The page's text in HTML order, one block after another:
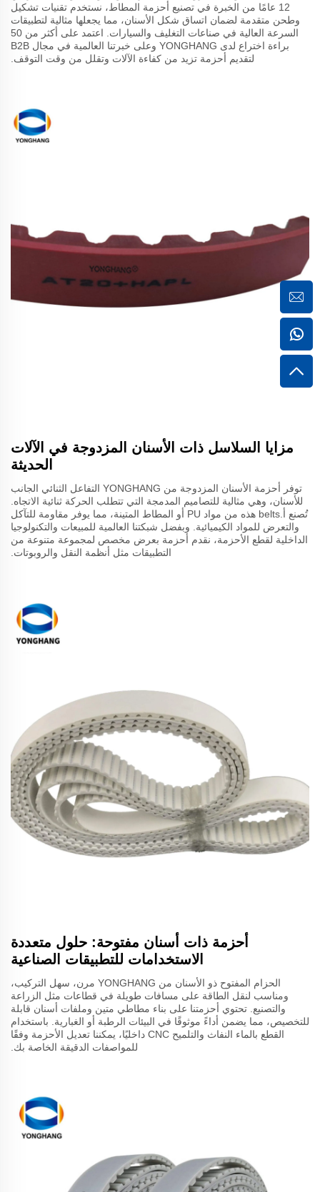
12 عامًا من الخبرة في تصنيع أحزمة المطاط، نستخدم تقنيات تشكيل
وطحن متقدمة لضمان اتساق شكل الأسنان، مما يجعلها مثالية لتطبيقات
السرعة العالية في صناعات التغليف والسيارات. اعتمد على أكثر من 50
براءة اختراع لدى YONGHANG وعلى خبرتنا العالمية في مجال B2B
لتقديم أحزمة تزيد من كفاءة الآلات وتقلل من وقت التوقف.
مزايا السلاسل ذات الأسنان المزدوجة في الآلات
الحديثة
توفر أحزمة الأسنان المزدوجة من YONGHANG التفاعل الثنائي الجانب
للأسنان، وهي مثالية للتصاميم المدمجة التي تتطلب الحركة ثنائية الاتجاه.
تُصنع أ.belts هذه من مواد PU أو المطاط المتينة، مما يوفر مقاومة للتآكل
والتعرض للمواد الكيميائية. وبفضل شبكتنا العالمية للمبيعات والتكنولوجيا
الداخلية لقطع الأحزمة، نقدم أحزمة بعرض مخصص لمجموعة متنوعة من
التطبيقات مثل أنظمة النقل والروبوتات.
أحزمة ذات أسنان مفتوحة: حلول متعددة
الاستخدامات للتطبيقات الصناعية
الحزام المفتوح ذو الأسنان من YONGHANG مرن، سهل التركيب،
ومناسب لنقل الطاقة على مسافات طويلة في قطاعات مثل الزراعة
والتصنيع. تحتوي أحزمتنا على بناء مطاطي متين وملفات أسنان قابلة
للتخصيص، مما يضمن أداءً موثوقًا في البيئات الرطبة أو الغبارية. باستخدام
القطع بالماء النفاث والتلميح CNC داخليًا، يمكننا تعديل الأحزمة وفقًا
للمواصفات الدقيقة الخاصة بك.